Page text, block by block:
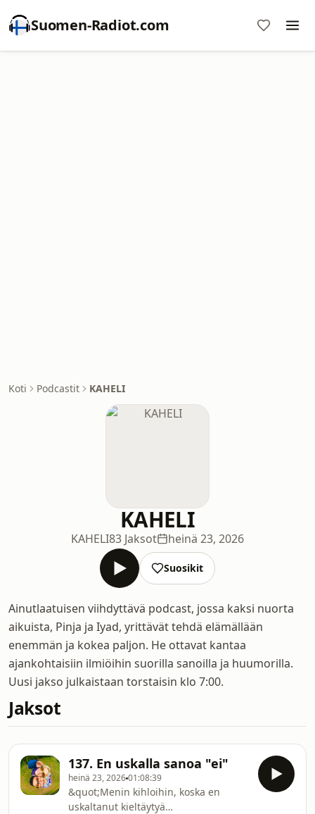
Suomen-Radiot.com
Koti Podcastit KAHELI
KAHELI
KAHELI83 Jaksot heinä 23, 2026
Suosikit
Ainutlaatuisen viihdyttävä podcast, jossa kaksi nuorta
aikuista, Pinja ja Iyad, yrittävät tehdä elämällään
enemmän ja kokea paljon. He ottavat kantaa
ajankohtaisiin ilmiöihin suorilla sanoilla ja huumorilla.
Uusi jakso julkaistaan torstaisin klo 7:00.
Jaksot
137. En uskalla sanoa "ei"
heinä 23, 202601:08:39
&quot;Menin kihloihin, koska en
uskaltanut kieltäytyä